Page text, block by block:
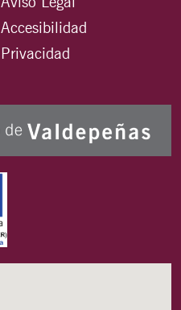
Accesibilidad
Privacidad